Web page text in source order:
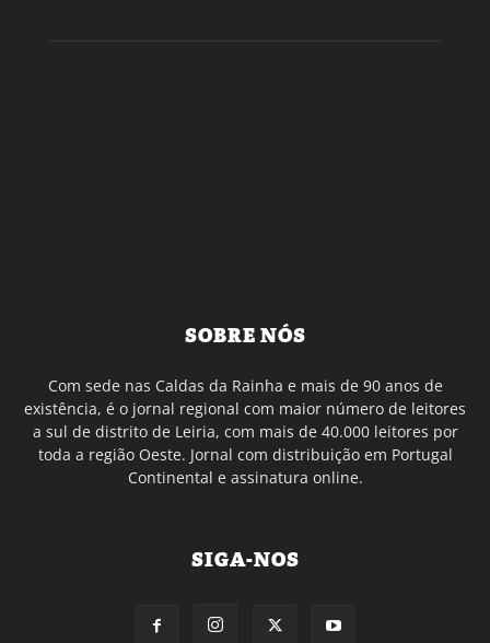
SOBRE NÓS
Com sede nas Caldas da Rainha e mais de 90 anos de
existência, é o jornal regional com maior número de leitores
a sul de distrito de Leiria, com mais de 40.000 leitores por
toda a região Oeste. Jornal com distribuição em Portugal
Continental e assinatura online.
SIGA-NOS